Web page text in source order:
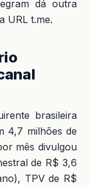
dá outra
URL t.me.
brasileira
4,7 milhões de
mês divulgou
de R$ 3,6
TPV de R$